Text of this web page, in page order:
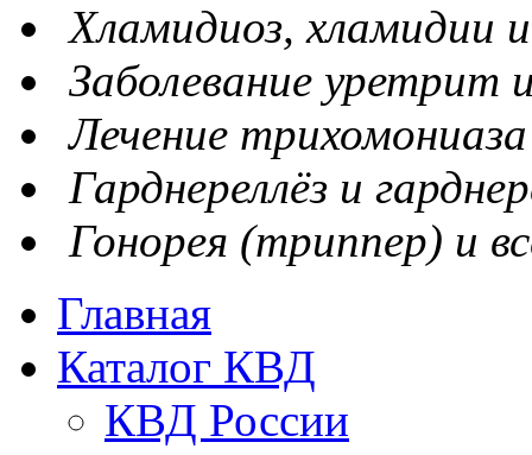
Хламидиоз, хламидии
Заболевание уретрит
Лечение
Гарднереллёз и
Гонорея (триппер) и
Главная
Каталог КВД
КВД России